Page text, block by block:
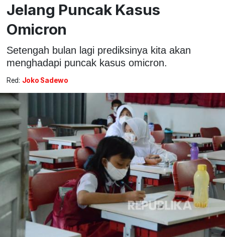
Jelang Puncak Kasus
Omicron
Setengah bulan lagi prediksinya kita akan
menghadapi puncak kasus omicron.
Red: Joko Sadewo